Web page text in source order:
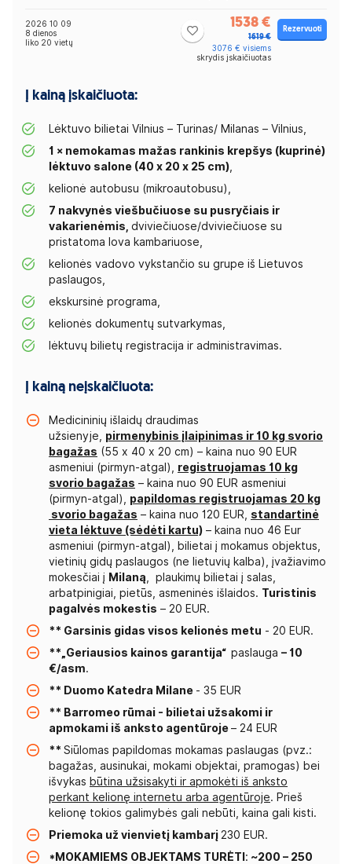
2026 10 09
8 dienos
liko 20 vietų
1538 €
1619 €
3076 € visiems
skrydis įskaičiuotas
Rezervuoti
Į kainą įskaičiuota:
Lėktuvo bilietai Vilnius – Turinas/ Milanas – Vilnius,
1 × nemokamas mažas rankinis krepšys (kuprinė)
lėktuvo salone (40 x 20 x 25 cm)
kelionė autobusu (mikroautobusu),
7 nakvynės viešbučiuose su pusryčiais ir
vakarienėmis, dviviečiuose/dviviečiuose su
pristatoma lova kambariuose,
kelionės vadovo vykstančio su grupe iš Lietuvos
paslaugos,
ekskursinė programa,
kelionės dokumentų sutvarkymas,
lėktuvų bilietų registracija ir administravimas.
Į kainą neįskaičiuota:
Medicininių išlaidų draudimas
užsienyje, pirmenybinis įlaipinimas ir 10 kg svorio
bagažas (55 x 40 x 20 cm) – kaina nuo 90 EUR
asmeniui (pirmyn-atgal), registruojamas 10 kg
svorio bagažas – kaina nuo 90 EUR asmeniui
(pirmyn-atgal), papildomas registruojamas 20 kg
svorio bagažas – kaina nuo 120 EUR, standartinė
vieta lėktuve (sėdėti kartu) – kaina nuo 46 Eur
asmeniui (pirmyn-atgal), bilietai į mokamus objektus,
vietinių gidų paslaugos (ne lietuvių kalba), įvažiavimo
mokesčiai į Milaną , plaukimų bilietai į salas,
arbatpinigiai, pietūs, asmeninės išlaidos. Turistinis
pagalvės mokestis – 20 EUR.
** Garsinis gidas visos kelionės metu - 20 EUR.
**„Geriausios kainos garantija“ paslauga – 10
€/asm.
** Duomo Katedra Milane - 35 EUR
** Barromeo rūmai - bilietai užsakomi ir
apmokami iš anksto agentūroje– 24 EUR
** Siūlomas papildomas mokamas paslaugas (pvz.:
bagažas, ausinukai, mokami objektai, pramogas) bei
išvykas būtina užsisakyti ir apmokėti iš anksto
perkant kelionę internetu arba agentūroje. Prieš
kelionę tokios galimybės gali nebūti, kaina gali kisti.
Priemoka už vienvietį kambarį 230 EUR.
*MOKAMIEMS OBJEKTAMS TURĖTI : ~200 – 250